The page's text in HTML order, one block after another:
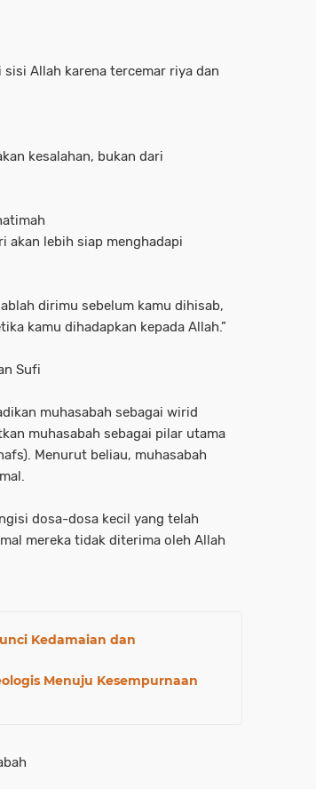
Allah karena tercemar riya dan
kesalahan, bukan dari
akan lebih siap menghadapi
dirimu sebelum kamu dihisab,
kamu dihadapkan kepada Allah.”
Sufi
muhasabah sebagai wirid
muhasabah sebagai pilar utama
Menurut beliau, muhasabah
dosa-dosa kecil yang telah
mereka tidak diterima oleh Allah
Kedamaian dan
Menuju Kesempurnaan